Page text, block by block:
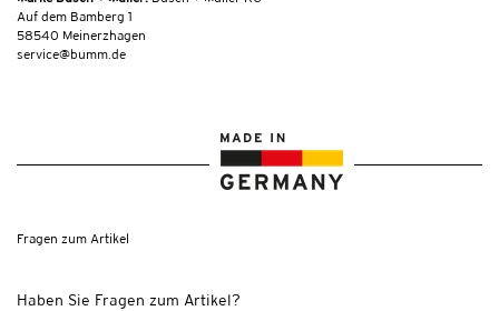
Auf dem Bamberg 1
58540 Meinerzhagen
service@bumm.de
Fragen zum Artikel
Haben Sie Fragen zum Artikel?